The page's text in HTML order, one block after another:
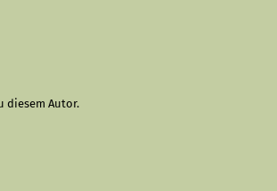
diesem Autor.